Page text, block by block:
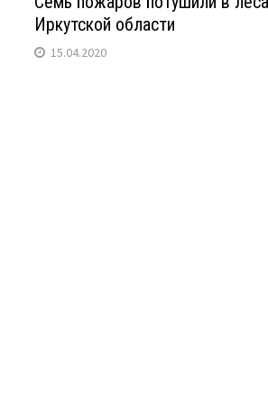
Иркутской области
15.04.2020